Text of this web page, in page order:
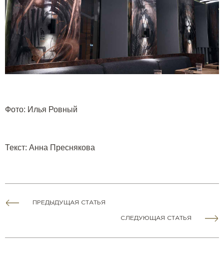
Фото: Илья Ровный
Текст: Анна Преснякова
ПРЕДЫДУЩАЯ СТАТЬЯ
СЛЕДУЮЩАЯ СТАТЬЯ